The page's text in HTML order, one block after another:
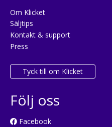
Om Klicket
Säljtips
Kontakt & support
Press
Tyck till om Klicket
Följ oss
Facebook